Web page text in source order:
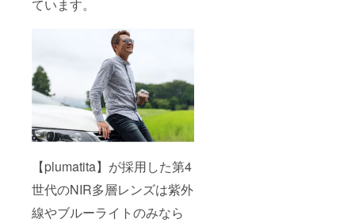
ています。
【plumatita】が採用した第4
世代のNIR多層レンズは紫外
線やブルーライトのみなら